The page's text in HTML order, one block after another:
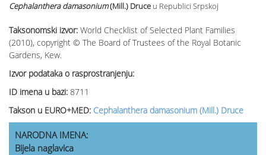
Taksonomski izvor: World Checklist of Selected Plant Families
(2010), copyright © The Board of Trustees of the Royal Botanic
Gardens, Kew.
Izvor podataka o rasprostranjenju:
ID imena u bazi: 8711
Takson u EURO+MED: Cephalanthera damasonium (Mill.) Druce
Cephalanthera damasonium(Mill.) Druce u Republici Srpskoj
NARODNA IMENA:
Bijela naglavica